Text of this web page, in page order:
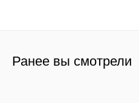
Ранее вы смотрели